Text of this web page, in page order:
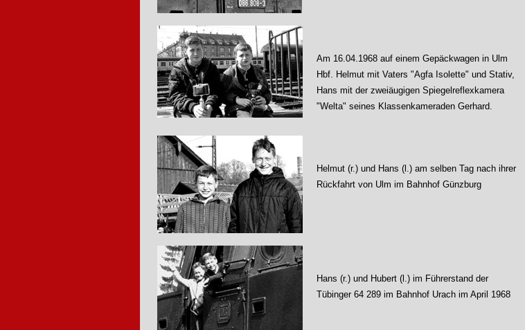
Am 16.04.1968 auf einem Gepäckwagen in Ulm
Hbf. Helmut mit Vaters "Agfa Isolette" und Stativ,
Hans mit der zweiäugigen Spiegelreflexkamera
"Welta" seines Klassenkameraden Gerhard.
Helmut (r.) und Hans (l.) am selben Tag nach ihrer
Rückfahrt von Ulm im Bahnhof Günzburg
Hans (r.) und Hubert (l.) im Führerstand der
Tübinger 64 289 im Bahnhof Urach im April 1968